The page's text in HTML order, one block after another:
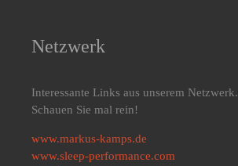
Netzwerk
Interessante Links aus unserem Netzwerk.
Schauen Sie mal rein!
www.markus-kamps.de
www.sleep-performance.com